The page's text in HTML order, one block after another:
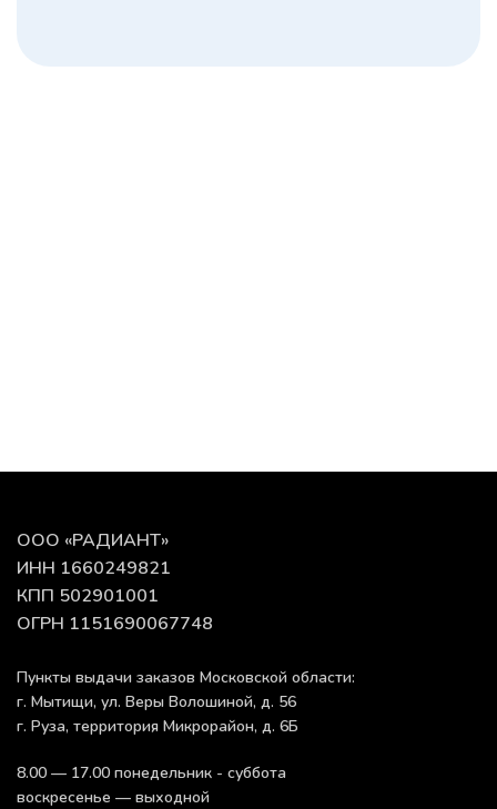
ООО «РАДИАНТ»
ИНН 1660249821
КПП 502901001
ОГРН 1151690067748
Пункты выдачи заказов Московской области:
г. Мытищи, ул. Веры Волошиной, д. 56
г. Руза, территория Микрорайон, д. 6Б
8.00 — 17.00 понедельник - суббота
воскресенье — выходной